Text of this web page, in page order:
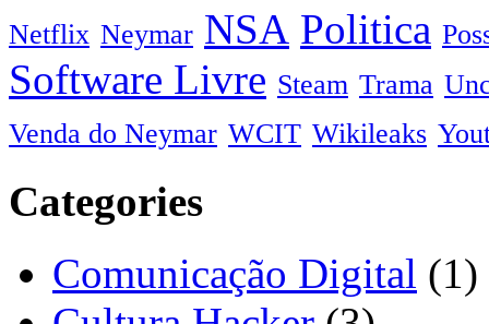
Netflix Neymar NSA Politica
Software Livre Steam Trama
Venda do Neymar WCIT Wikileaks
Categories
Comunicação Digital (1)